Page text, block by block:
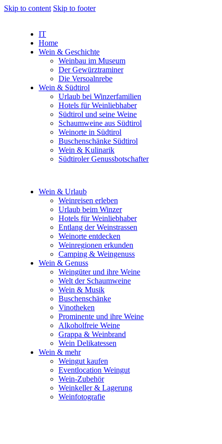
Skip to content Skip to footer
IT
Home
Wein & Geschichte
Weinbau im Museum
Der Gewürztraminer
Die Versoalnrebe
Wein & Südtirol
Urlaub bei Winzerfamilien
Hotels für Weinliebhaber
Südtirol und seine Weine
Schaumweine aus Südtirol
Weinorte in Südtirol
Buschenschänke Südtirol
Wein & Kulinarik
Südtiroler Genussbotschafter
Wein & Urlaub
Weinreisen erleben
Urlaub beim Winzer
Hotels für Weinliebhaber
Entlang der Weinstrassen
Weinorte entdecken
Weinregionen erkunden
Camping & Weingenuss
Wein & Genuss
Weingüter und ihre Weine
Welt der Schaumweine
Wein & Musik
Buschenschänke
Vinotheken
Prominente und ihre Weine
Alkoholfreie Weine
Grappa & Weinbrand
Wein Delikatessen
Wein & mehr
Weingut kaufen
Eventlocation Weingut
Wein-Zubehör
Weinkeller & Lagerung
Weinfotografie